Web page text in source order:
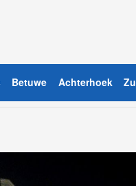
Betuwe Achterhoek